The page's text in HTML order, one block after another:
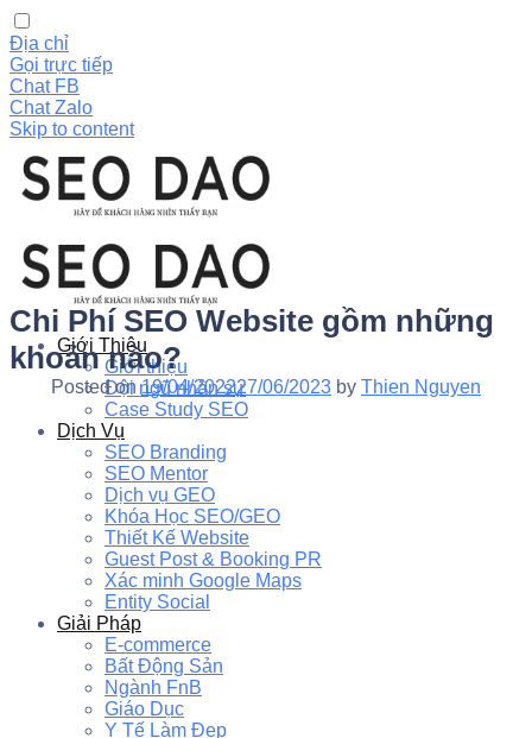
Địa chỉ
Gọi trực tiếp
Chat FB
Chat Zalo
Skip to content
Giới Thiệu
Giới thiệu
Đội ngũ nhân sự
Case Study SEO
Dịch Vụ
SEO Branding
SEO Mentor
Dịch vụ GEO
Khóa Học SEO/GEO
Thiết Kế Website
Guest Post & Booking PR
Xác minh Google Maps
Entity Social
Giải Pháp
E-commerce
Bất Động Sản
Ngành FnB
Giáo Dục
Y Tế Làm Đẹp
Chi Phí SEO Website gồm những
khoản nào?
Posted on19/04/202227/06/2023 by Thien Nguyen